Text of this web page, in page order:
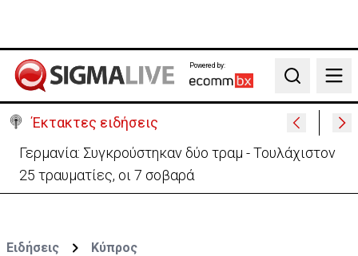
Powered by:
Search
Έκτακτες ειδήσεις
Γερμανία: Συγκρούστηκαν δύο τραμ - Τουλάχιστον
25 τραυματίες, οι 7 σοβαρά
Ειδήσεις Κύπρος